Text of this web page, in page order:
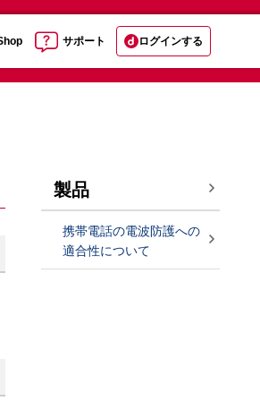
サポート ログインする
製品
携帯電話の電波防護への
適合性について